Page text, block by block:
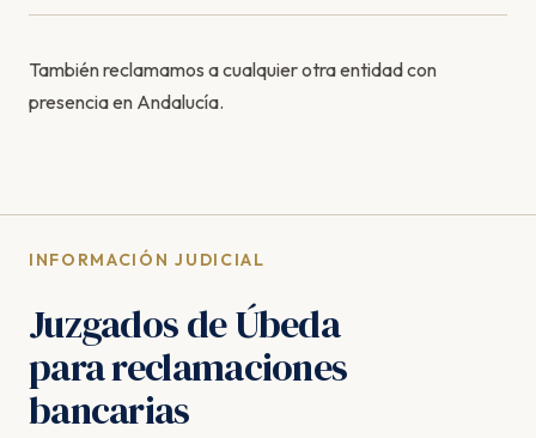
También reclamamos a cualquier otra entidad con
presencia en Andalucía.
INFORMACIÓN JUDICIAL
Juzgados de Úbeda
para reclamaciones
bancarias